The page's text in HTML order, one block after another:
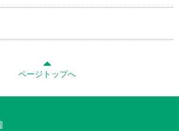
ページトップへ